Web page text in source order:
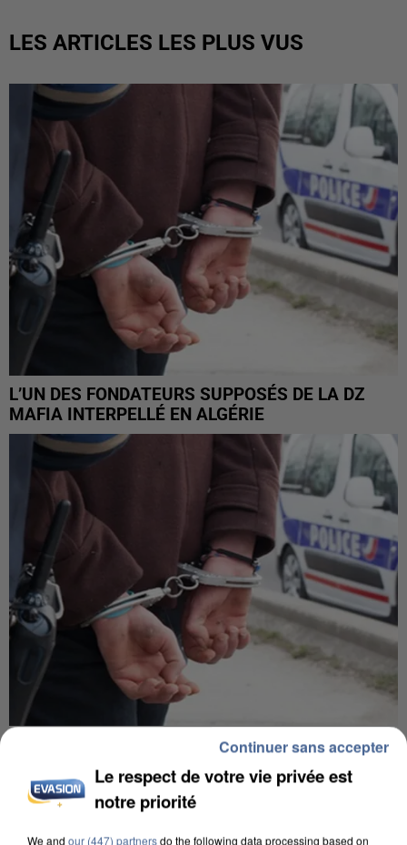
LES ARTICLES LES PLUS VUS
L’UN DES FONDATEURS SUPPOSÉS DE LA DZ
MAFIA INTERPELLÉ EN ALGÉRIE
UN SECOND CADRE DE LA DZ MAFIA
INTERPELLÉ EN ALGÉRIE
Le respect de votre vie privée est
notre priorité
We and our (447) partnersdo the following data processing based on
Continuer sans accepter